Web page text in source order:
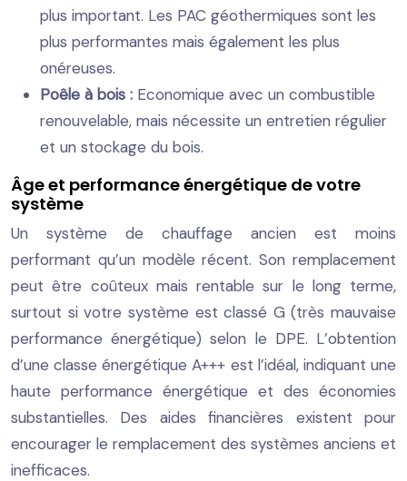
plus important. Les PAC géothermiques sont les
plus performantes mais également les plus
onéreuses.
Poêle à bois : Economique avec un combustible
renouvelable, mais nécessite un entretien régulier
et un stockage du bois.
Âge et performance énergétique de votre
système
Un système de chauffage ancien est moins
performant qu’un modèle récent. Son remplacement
peut être coûteux mais rentable sur le long terme,
surtout si votre système est classé G (très mauvaise
performance énergétique) selon le DPE. L’obtention
d’une classe énergétique A+++ est l’idéal, indiquant une
haute performance énergétique et des économies
substantielles. Des aides financières existent pour
encourager le remplacement des systèmes anciens et
inefficaces.